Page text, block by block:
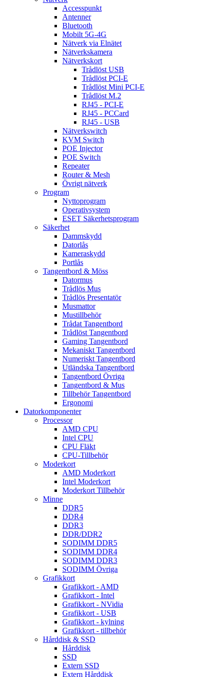
Accesspunkt
Antenner
Bluetooth
Mobilt 5G-4G
Nätverk via Elnätet
Nätverkskamera
Nätverkskort
Trådlöst USB
Trådlöst PCI-E
Trådlöst Mini PCI-E
Trådlöst M.2
RJ45 - PCI-E
RJ45 - PCCard
RJ45 - USB
Nätverkswitch
KVM Switch
POE Injector
POE Switch
Repeater
Router & Mesh
Övrigt nätverk
Program
Nyttoprogram
Operativsystem
ESET Säkerhetsprogram
Säkerhet
Dammskydd
Datorlås
Kameraskydd
Portlås
Tangentbord & Möss
Datormus
Trådlös Mus
Trådlös Presentatör
Musmattor
Mustillbehör
Trådat Tangentbord
Trådlöst Tangentbord
Gaming Tangentbord
Mekaniskt Tangentbord
Numeriskt Tangentbord
Utländska Tangentbord
Tangentbord Övriga
Tangentbord & Mus
Tillbehör Tangentbord
Ergonomi
Datorkomponenter
Processor
AMD CPU
Intel CPU
CPU Fläkt
CPU-Tillbehör
Moderkort
AMD Moderkort
Intel Moderkort
Moderkort Tillbehör
Minne
DDR5
DDR4
DDR3
DDR/DDR2
SODIMM DDR5
SODIMM DDR4
SODIMM DDR3
SODIMM Övriga
Grafikkort
Grafikkort - AMD
Grafikkort - Intel
Grafikkort - NVidia
Grafikkort - USB
Grafikkort - kylning
Grafikkort - tillbehör
Hårddisk & SSD
Hårddisk
SSD
Extern SSD
Extern Hårddisk